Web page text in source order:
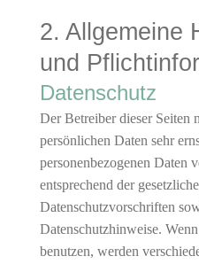
2. Allgemeine
und
Datenschutz
Der Betreiber dieser Seiten
persönlichen Daten sehr
personenbezogenen Daten
entsprechend der
Datenschutzvorschriften
Datenschutzhinweise.
benutzen, werden